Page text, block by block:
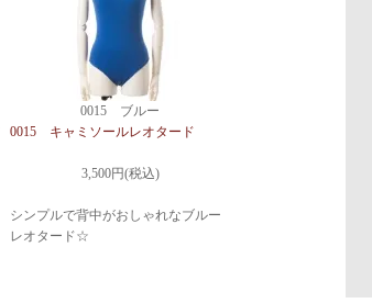
0015 ブルー
0015 キャミソールレオタード
3,500円(税込)
シンプルで背中がおしゃれなブルー
レオタード☆